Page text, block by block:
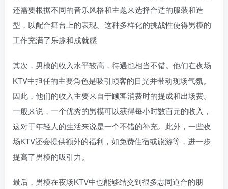
还需要根据不同的音乐风格和主题来选择合适的服装和造
型，以配合舞台上的表现。这种多样化的挑战性使得男模的
工作充满了乐趣和成就感
其次，男模的收入水平较高，待遇也相当不错。他们在夜场
KTV中担任的主要角色是吸引顾客的目光并带动现场气氛。
因此，他们的收入主要来自于顾客消费时的提成和出场费。
一般来说，一个优秀的男模可以获得每小时数百元的收入，
这对于年轻人的生活来说是一个不错的补充。此外，一些夜
场KTV还会提供额外的福利，如免费住宿或旅游等，进一步
提高了男模的吸引力。
最后，男模在夜场KTV中也能够结交到很多志同道合的朋